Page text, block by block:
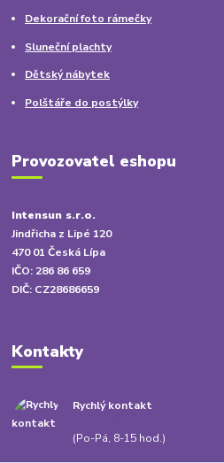
Dekorační foto rámečky
Sluneční plachty
Dětský nábytek
Polštáře do postýlky
Provozovatel eshopu
Intensun s.r.o.
Jindřicha z Lipé 120
470 01 Česká Lípa
IČO: 286 86 659
DIČ: CZ28686659
Kontakty
Rychlý kontakt
(Po-Pá, 8-15 hod.)